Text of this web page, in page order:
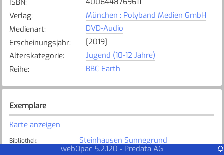
ISBN:
Verlag:
München : Polyband Medien GmbH
Medienart:
DVD-Audio
Erscheinungsjahr:
[2019]
Alterskategorie:
Jugend (10-12 Jahre)
Reihe: BBC Earth
Exemplare
Karte anzeigen
Bibliothek: Steinhausen Sunnegrund
Verfügbar
webOpac 5.2.120 - Predata AG